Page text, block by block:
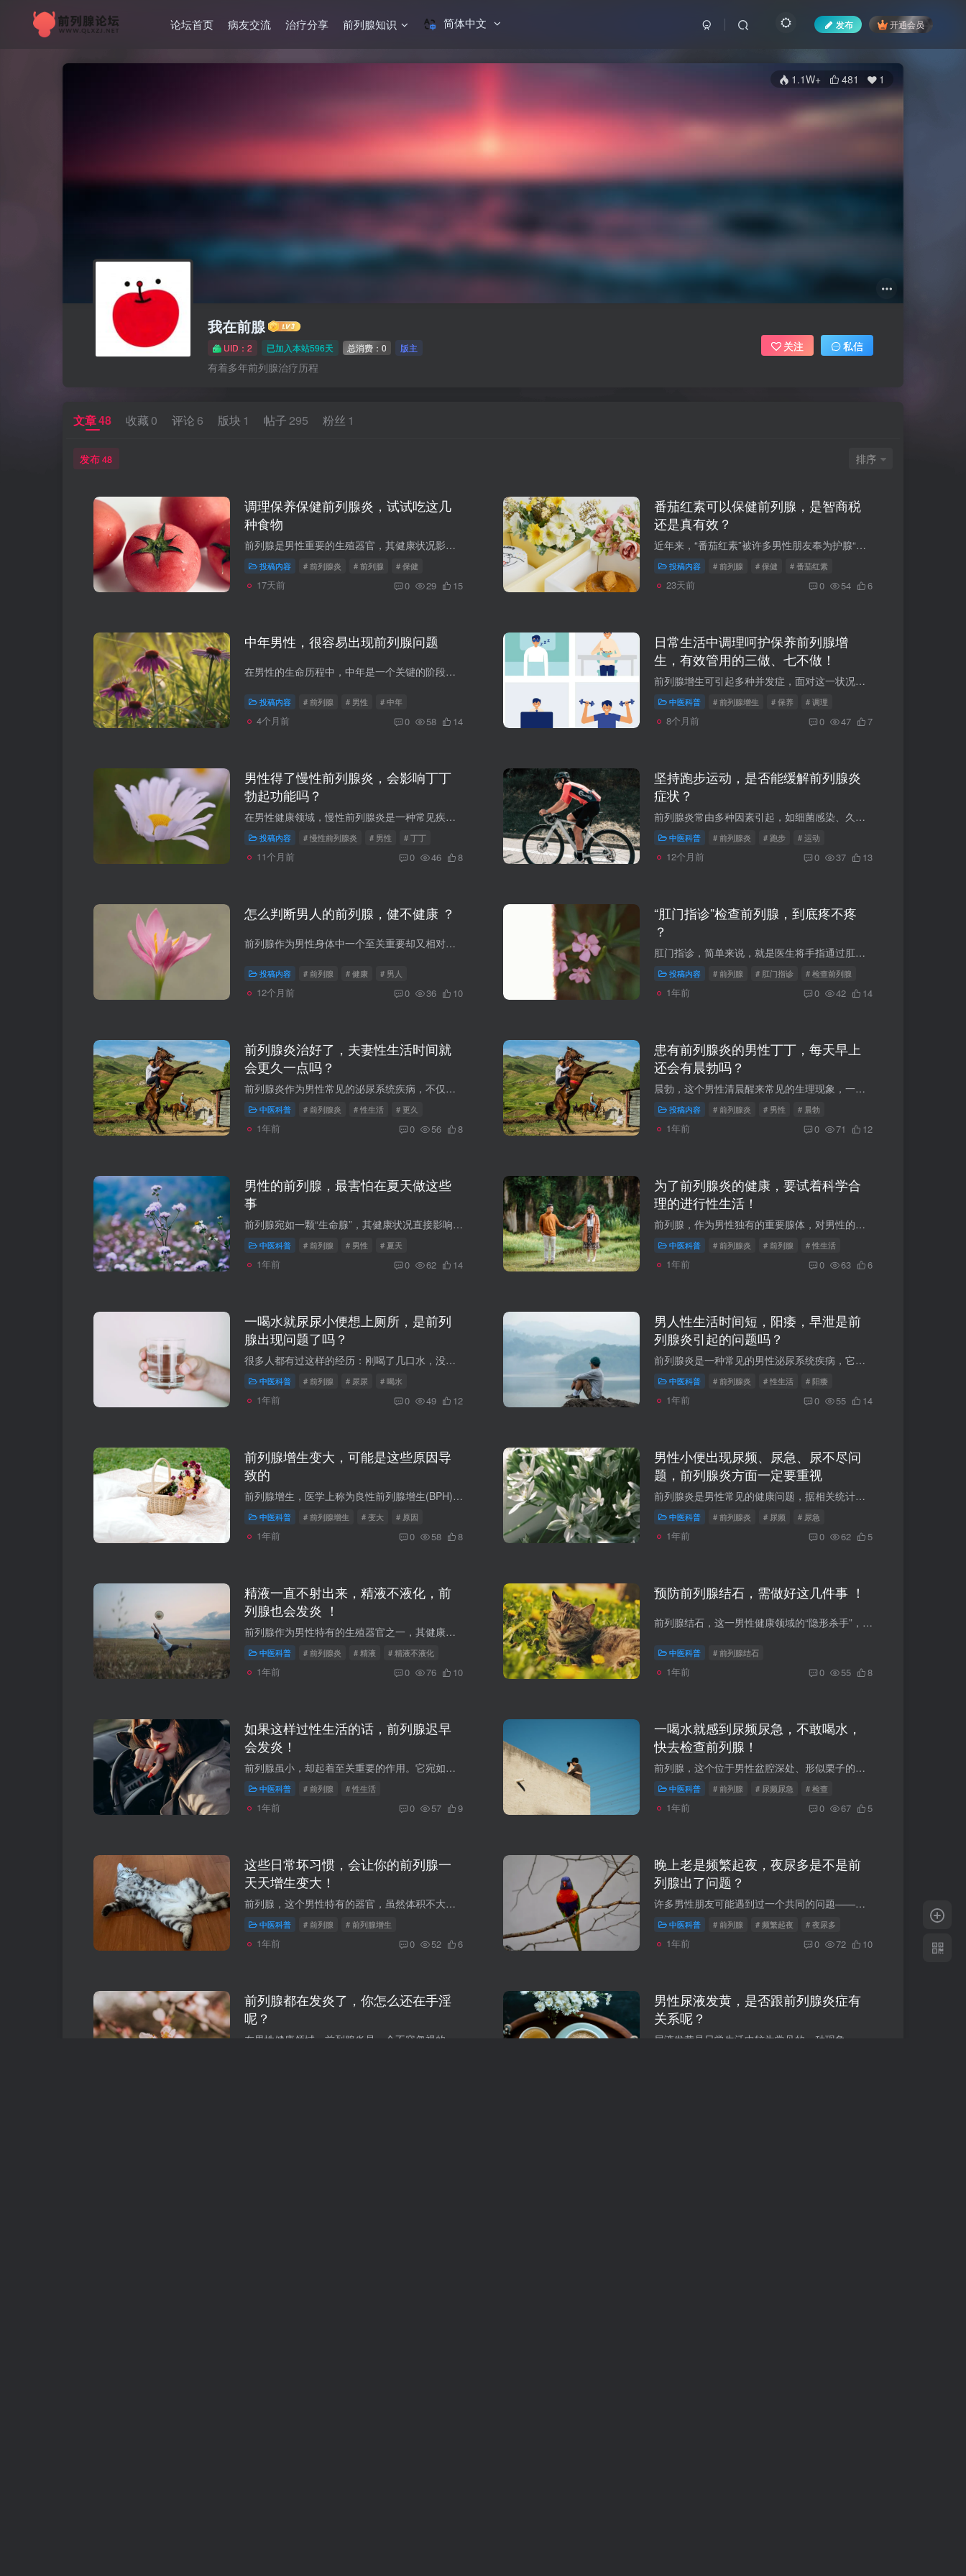
论坛首页 病友交流 治疗分享 前列腺知识 简体中文 发布 开通会员
1.1W+ 481 1
我在前腺
UID：2 已加入本站596天 总消费：0 版主
有着多年前列腺治疗历程
关注 私信
文章48 收藏 0 评论 6 版块 1 帖子295 粉丝 1
发布48 排序
调理保养保健前列腺炎，试试吃这几
种食物
前列腺是男性重要的生殖器官，其健康状况影响着男性的生活质量。除了必要的医疗手段，合理的饮食也能在一定程度上调理前列腺。以下几种食物，对前列腺健康有益，不妨一试。西红柿西红柿是一种常...
投稿内容 # 前列腺炎 # 前列腺 # 保健
17天前 0 29 15
番茄红素可以保健前列腺，是智商税
还是真有效？
近年来，“番茄红素”被许多男性朋友奉为护腺“神药”，市面上相关产品层出不穷。很多人问：“吃番茄红素到底能不能治好前列腺炎或增生 ？是不是智商税 ？”番茄红素具有一定的辅助保健作用，绝...
投稿内容 # 前列腺 # 保健 # 番茄红素
23天前 0 54 6
中年男性，很容易出现前列腺问题
在男性的生命历程中，中年是一个关键的阶段，此时身体机能逐渐发生变化，前列腺问题也成为了困扰众多中年男性的常见健康隐患。前列腺问题高发原因从生理角度来看，随着年龄增长，中年男性的前列...
投稿内容 # 前列腺 # 男性 # 中年
4个月前 0 58 14
日常生活中调理呵护保养前列腺增
生，有效管用的三做、七不做！
前列腺增生可引起多种并发症，面对这一状况，患者可能会感到压力增大，并询问医生有没有好的生活方式可以延缓病程、避免并发症发生。下面介绍一些前列腺增生患者日常调护的宜忌，希望对大家有所...
中医科普 # 前列腺增生 # 保养 # 调理
8个月前 0 47 7
男性得了慢性前列腺炎，会影响丁丁
勃起功能吗？
在男性健康领域，慢性前列腺炎是一种常见疾病，许多患者都会有这样的疑问：慢性前列腺炎，会影响丁丁勃起吗 ？答案是肯定的，慢性前列腺炎确实可能对丁丁勃起功能产生不良影响，这背后涉及到多...
投稿内容 # 慢性前列腺炎 # 男性 # 丁丁
11个月前 0 46 8
坚持跑步运动，是否能缓解前列腺炎
症状？
前列腺炎常由多种因素引起，如细菌感染、久坐、饮食辛辣、精神压力大等。发病时，前列腺会出现充血、炎症，进而引发一系列不适症状，像尿频、尿急、尿痛，会阴部、下腹部坠胀疼痛，以及性功能障...
中医科普 # 前列腺炎 # 跑步 # 运动
12个月前 0 37 13
怎么判断男人的前列腺，健不健康 ？
前列腺作为男性身体中一个至关重要却又相对脆弱的器官，其健康状况直接关系到男性的生殖和泌尿系统功能。那么，如何判断男人的前列腺是否健康呢 ？首先，观察排尿情况是判断前列腺健康的重要线...
投稿内容 # 前列腺 # 健康 # 男人
12个月前 0 36 10
“肛门指诊”检查前列腺，到底疼不疼
？
肛门指诊，简单来说，就是医生将手指通过肛门插入直肠，直接触摸前列腺，以此来了解前列腺的大小、形状、质地、有无结节、压痛等情况。这项检查操作相对简便，却能为医生提供许多关于前列腺健康...
投稿内容 # 前列腺 # 肛门指诊 # 检查前列腺
1年前 0 42 14
前列腺炎治好了，夫妻性生活时间就
会更久一点吗？
前列腺炎作为男性常见的泌尿系统疾病，不仅给患者带来身体上的不适，还常常在心理上蒙上一层阴影，尤其在性生活方面，许多患者都有这样的疑问：前列腺炎治好了，性生活时间就会久一点吗 ？ 前...
中医科普 # 前列腺炎 # 性生活 # 更久
1年前 0 56 8
患有前列腺炎的男性丁丁，每天早上
还会有晨勃吗？
晨勃，这个男性清晨醒来常见的生理现象，一直被视为男性性功能和生殖健康的一个“晴雨表”。对于前列腺炎患者而言，他们常常会疑惑：自己患病后，丁丁每天早上还会有晨勃吗 ？晨勃，本质上是一...
投稿内容 # 前列腺炎 # 男性 # 晨勃
1年前 0 71 12
男性的前列腺，最害怕在夏天做这些
事
前列腺宛如一颗“生命腺”，其健康状况直接影响着男性的生活质量。夏天，这个充满活力与热情的季节，却隐藏着诸多对前列腺不利的因素。如果不加以注意，一些日常行为可能会让前列腺陷入“危机”...
中医科普 # 前列腺 # 男性 # 夏天
1年前 0 62 14
为了前列腺炎的健康，要试着科学合
理的进行性生活！
前列腺，作为男性独有的重要腺体，对男性的生殖、泌尿功能起着关键作用。然而，前列腺也十分脆弱，容易受到各种因素的影响而出现问题。科学地进行性生活，对于维护前列腺健康，有着不可忽视的重...
中医科普 # 前列腺炎 # 前列腺 # 性生活
1年前 0 63 6
一喝水就尿尿小便想上厕所，是前列
腺出现问题了吗？
很多人都有过这样的经历：刚喝了几口水，没过多久就频繁有尿意，需要去上厕所。这时，不少人就会担心，是不是自己的前列腺出了问题 ？其实，一喝水就尿尿并不一定意味着前列腺有毛病，它可能是...
中医科普 # 前列腺 # 尿尿 # 喝水
1年前 0 49 12
男人性生活时间短，阳痿，早泄是前
列腺炎引起的问题吗？
前列腺炎是一种常见的男性泌尿系统疾病，它确实有可能对性生活产生一定影响，进而导致性生活时间短。前列腺是男性生殖系统的重要腺体，它分泌的前列腺液是精液的重要组成部分。 当前列腺发生炎...
中医科普 # 前列腺炎 # 性生活 # 阳痿
1年前 0 55 14
前列腺增生变大，可能是这些原因导
致的
前列腺增生，医学上称为良性前列腺增生(BPH)，是中老年男性常见的一种泌尿系统疾病。随着年龄的增长，许多男性会发现自己的前列腺逐渐变大，进而引发一系列排尿问题，如尿频、尿急、尿不尽、夜...
中医科普 # 前列腺增生 # 变大 # 原因
1年前 0 58 8
男性小便出现尿频、尿急、尿不尽问
题，前列腺炎方面一定要重视
前列腺炎是男性常见的健康问题，据相关统计，成年男性前列腺炎的发病率高达73%，超过半数的男性在一生中都可能受到其困扰。以下是前列腺炎的常见初期症状： 前列腺炎初期症状1. 分泌物异常：晨...
中医科普 # 前列腺炎 # 尿频 # 尿急
1年前 0 62 5
精液一直不射出来，精液不液化，前
列腺也会发炎 ！
前列腺作为男性特有的生殖器官之一，其健康状况直接关系到男性的生活质量。然而，有一种常见的误解认为，禁欲能够保护前列腺，避免其发炎。实则不然，长期禁欲的男人，前列腺同样可能发炎。 长...
中医科普 # 前列腺炎 # 精液 # 精液不液化
1年前 0 76 10
预防前列腺结石，需做好这几件事 ！
前列腺结石，这一男性健康领域的“隐形杀手”，常常在悄无声息中影响着男性的生活质量。它不仅可能引发尿频、尿急、尿痛等不适症状，还可能对性功能造成一定影响。因此，预防前列腺结石，对于维...
中医科普 # 前列腺结石
1年前 0 55 8
如果这样过性生活的话，前列腺迟早
会发炎！
前列腺虽小，却起着至关重要的作用。它宛如一个“交通枢纽”，掌控着排尿与性功能等关键生理环节。然而，很多男性由于在性生活方面存在不良习惯，不知不觉中将前列腺置于发炎的危险境地。性生活...
中医科普 # 前列腺 # 性生活
1年前 0 57 9
一喝水就感到尿频尿急，不敢喝水，
快去检查前列腺！
前列腺，这个位于男性盆腔深处、形似栗子的腺体，虽然体积不大，却在男性的生殖和泌尿系统中扮演着至关重要的角色。它分泌的前列腺液是精液的重要组成部分，为精子提供营养和活力； 同时，前列...
中医科普 # 前列腺 # 尿频尿急 # 检查
1年前 0 67 5
这些日常坏习惯，会让你的前列腺一
天天增生变大！
前列腺，这个男性特有的器官，虽然体积不大，但却承担着重要的生理功能。然而，随着年龄的增长和生活方式的变化，越来越多的男性开始遭受前列腺增生的困扰。前列腺增生不仅影响排尿功能，还可能...
中医科普 # 前列腺 # 前列腺增生
1年前 0 52 6
晚上老是频繁起夜，夜尿多是不是前
列腺出了问题？
许多男性朋友可能遇到过一个共同的问题——频繁起夜。频繁起夜，医学上称为夜尿增多，通常指的是夜间排尿次数超过两次，且每次尿量较多。这一现象可能由多种因素引起，包括生理性原因和病理性原...
中医科普 # 前列腺 # 频繁起夜 # 夜尿多
1年前 0 72 10
前列腺都在发炎了，你怎么还在手淫
呢？
男性尿液发黄，是否跟前列腺炎症有
关系呢？